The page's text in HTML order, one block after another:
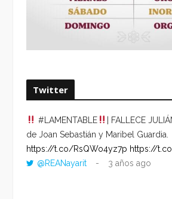
Twitter
#LAMENTABLE
| FALLECE
de Joan Sebastián y Maribel Guardia.
https://t.co/RsQWo4yz7p https://
@REANayarit
3 años ago